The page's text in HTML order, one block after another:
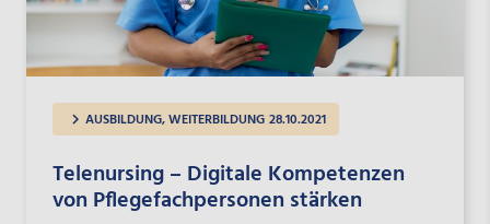
AUSBILDUNG, WEITERBILDUNG 28.10.2021
Telenursing – Digitale Kompetenzen
von Pflegefachpersonen stärken